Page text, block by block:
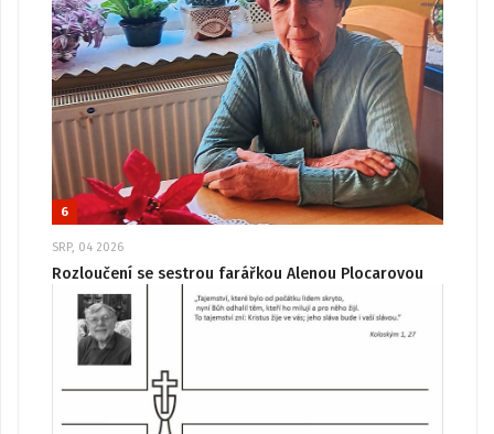
6
SRP, 04 2026
Rozloučení se sestrou farářkou Alenou Plocarovou